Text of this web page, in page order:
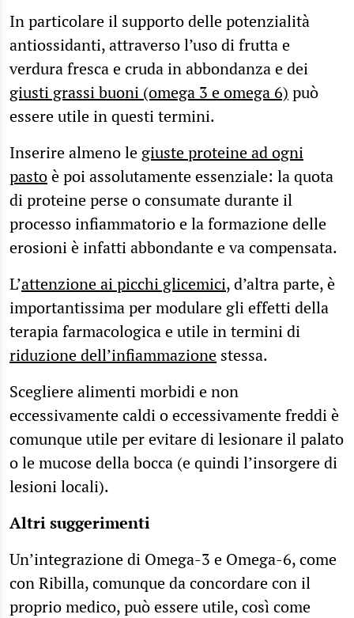
In particolare il supporto delle potenzialità
antiossidanti, attraverso l’uso di frutta e
verdura fresca e cruda in abbondanza e dei
giusti grassi buoni (omega 3 e omega 6) può
essere utile in questi termini.
Inserire almeno le giuste proteine ad ogni
pastoè poi assolutamente essenziale: la quota
di proteine perse o consumate durante il
processo infiammatorio e la formazione delle
erosioni è infatti abbondante e va compensata.
L’attenzione ai picchi glicemici, d’altra parte, è
importantissima per modulare gli effetti della
terapia farmacologica e utile in termini di
riduzione dell’infiammazione stessa.
Scegliere alimenti morbidi e non
eccessivamente caldi o eccessivamente freddi è
comunque utile per evitare di lesionare il palato
o le mucose della bocca (e quindi l’insorgere di
lesioni locali).
Altri suggerimenti
Un’integrazione di Omega-3 e Omega-6, come
con Ribilla, comunque da concordare con il
proprio medico, può essere utile, così come